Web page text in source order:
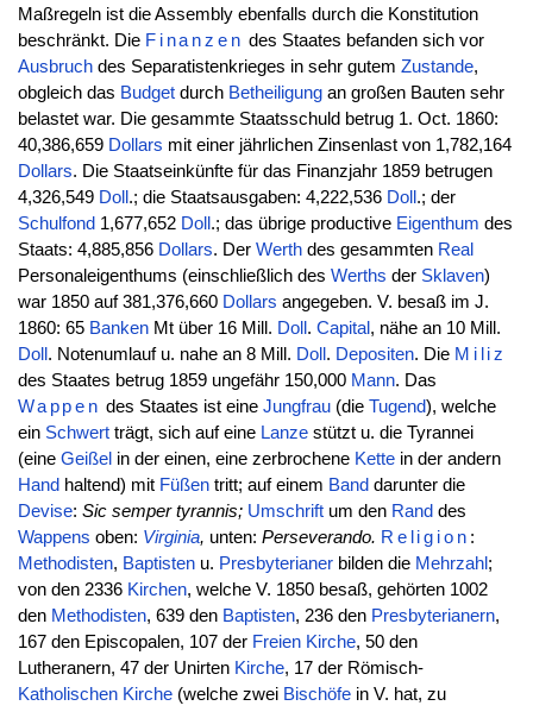
Maßregeln ist die Assembly ebenfalls durch die Konstitution
beschränkt. Die Finanzen des Staates befanden sich vor
Ausbruchdes Separatistenkrieges in sehr gutem Zustande,
obgleich das Budgetdurch Betheiligungan großen Bauten sehr
belastet war. Die gesammte Staatsschuld betrug 1. Oct. 1860:
40,386,659 Dollars mit einer jährlichen Zinsenlast von 1,782,164
Dollars. Die Staatseinkünfte für das Finanzjahr 1859 betrugen
4,326,549 Doll .; die Staatsausgaben: 4,222,536 Doll .; der
Schulfond 1,677,652 Doll .; das übrige productive Eigenthum des
Staats: 4,885,856 Dollars. Der Werthdes gesammten Real
Personaleigenthums (einschließlich des Werths der Sklaven)
war 1850 auf 381,376,660 Dollars angegeben. V. besaß im J.
1860: 65 BankenMt über 16 Mill. Doll . Capital , nähe an 10 Mill.
Doll . Notenumlauf u. nahe an 8 Mill. Doll . Depositen. Die Miliz
des Staates betrug 1859 ungefähr 150,000 Mann. Das
Wappen des Staates ist eineJungfrau (dieTugend), welche
ein Schwertträgt, sich auf eine Lanzestützt u. die Tyrannei
(eine Geißel in der einen, eine zerbrochene Kettein der andern
Hand haltend) mit Füßentritt; auf einem Band darunter die
Devise: Sic semper tyrannis; Umschriftum den Rand des
Wappens oben: Virginia, unten: Perseverando. Religion :
Methodisten, Baptistenu. Presbyterianerbilden die Mehrzahl ;
von den 2336 Kirchen, welche V. 1850 besaß, gehörten 1002
den Methodisten, 639 den Baptisten, 236 den Presbyterianern,
167 den Episcopalen, 107 der Freien Kirche, 50 den
Lutheranern, 47 der Unirten Kirche, 17 der Römisch-
Katholischen Kirche(welche zwei Bischöfein V. hat, zu